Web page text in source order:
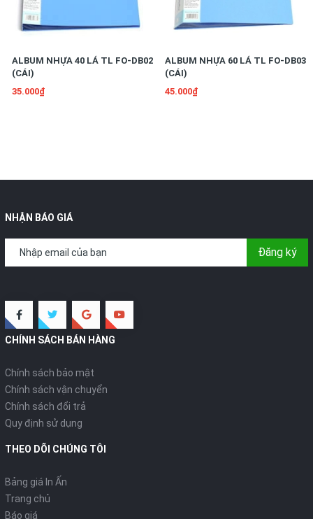
ALBUM NHỰA 40 LÁ TL FO-DB02
(CÁI)
35.000₫
ALBUM NHỰA 60 LÁ TL FO-DB03
(CÁI)
45.000₫
NHẬN BÁO GIÁ
Đăng ký
CHÍNH SÁCH BÁN HÀNG
Chính sách bảo mật
Chính sách vận chuyển
Chính sách đổi trả
Quy định sử dụng
THEO DÕI CHÚNG TÔI
Bảng giá In Ấn
Trang chủ
Báo giá